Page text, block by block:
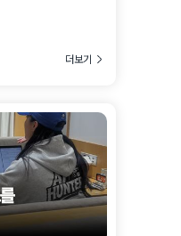
더보기